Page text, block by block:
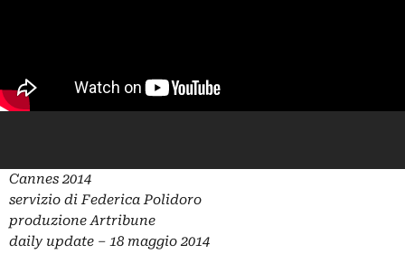
Cannes 2014
servizio di Federica Polidoro
produzione Artribune
daily update – 18 maggio 2014